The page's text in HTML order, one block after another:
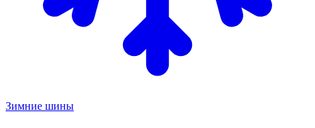
Зимние шины